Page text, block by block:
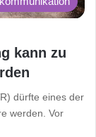
kann zu
dürfte eines der
werden. Vor